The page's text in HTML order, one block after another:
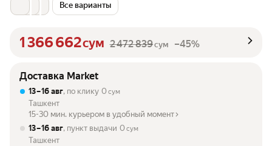
Все варианты
1 366 662сум 2 472 839сум –45%
Доставка Market
13 – 16 авг, по клику 0 сум
Ташкент
15-30 мин. курьером в удобный момент
13 – 16 авг, пункт выдачи 0 сум
Ташкент